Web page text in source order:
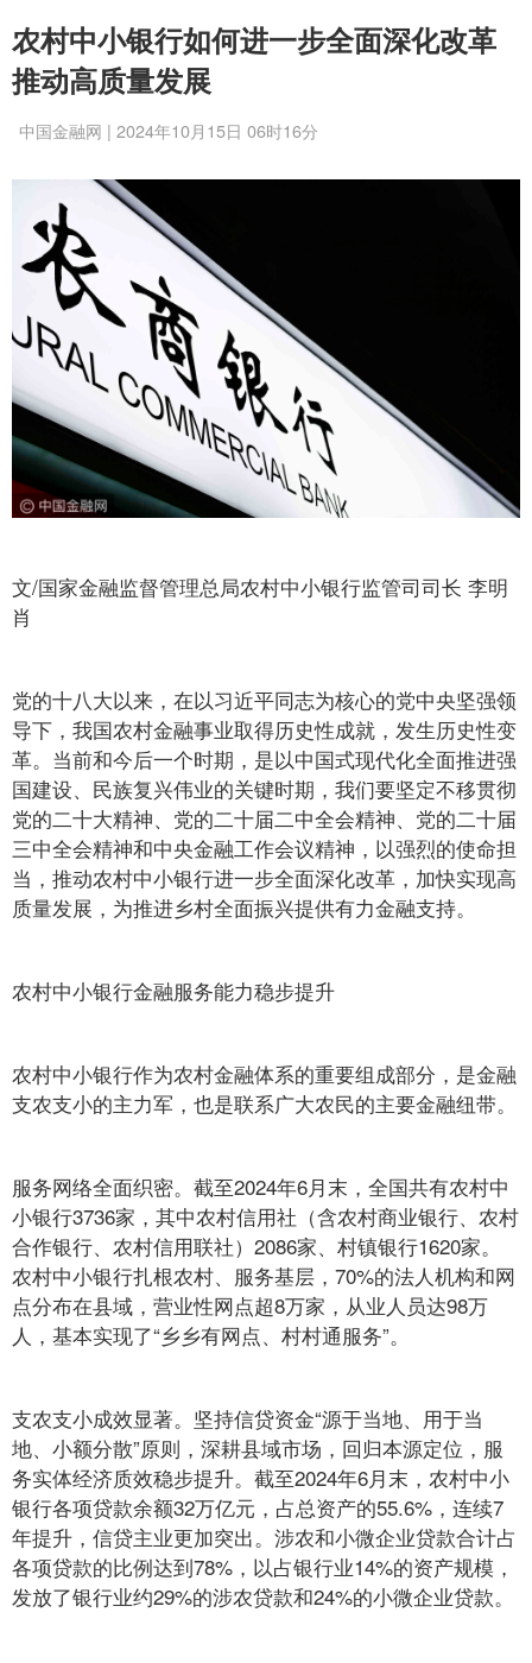
农村中小银行如何进一步全面深化改革
推动高质量发展
中国金融网 | 2024年10月15日 06时16分
文/国家金融监督管理总局农村中小银行监管司司长 李明
肖
党的十八大以来，在以习近平同志为核心的党中央坚强领
导下，我国农村金融事业取得历史性成就，发生历史性变
革。当前和今后一个时期，是以中国式现代化全面推进强
国建设、民族复兴伟业的关键时期，我们要坚定不移贯彻
党的二十大精神、党的二十届二中全会精神、党的二十届
三中全会精神和中央金融工作会议精神，以强烈的使命担
当，推动农村中小银行进一步全面深化改革，加快实现高
质量发展，为推进乡村全面振兴提供有力金融支持。
农村中小银行金融服务能力稳步提升
农村中小银行作为农村金融体系的重要组成部分，是金融
支农支小的主力军，也是联系广大农民的主要金融纽带。
服务网络全面织密。截至2024年6月末，全国共有农村中
小银行3736家，其中农村信用社（含农村商业银行、农村
合作银行、农村信用联社）2086家、村镇银行1620家。
农村中小银行扎根农村、服务基层，70%的法人机构和网
点分布在县域，营业性网点超8万家，从业人员达98万
人，基本实现了“乡乡有网点、村村通服务”。
支农支小成效显著。坚持信贷资金“源于当地、用于当
地、小额分散”原则，深耕县域市场，回归本源定位，服
务实体经济质效稳步提升。截至2024年6月末，农村中小
银行各项贷款余额32万亿元，占总资产的55.6%，连续7
年提升，信贷主业更加突出。涉农和小微企业贷款合计占
各项贷款的比例达到78%，以占银行业14%的资产规模，
发放了银行业约29%的涉农贷款和24%的小微企业贷款。